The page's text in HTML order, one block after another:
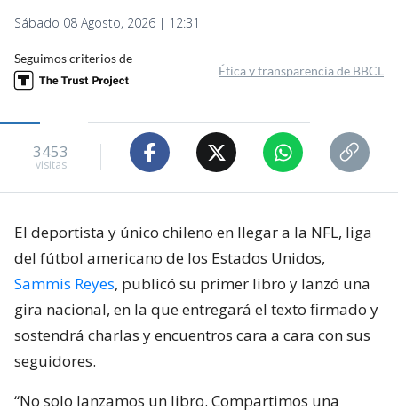
Sábado 08 Agosto, 2026 | 12:31
Seguimos criterios de
Ética y transparencia de BBCL
3453
visitas
El deportista y único chileno en llegar a la NFL, liga
del fútbol americano de los Estados Unidos,
Sammis Reyes, publicó su primer libro y lanzó una
gira nacional, en la que entregará el texto firmado y
sostendrá charlas y encuentros cara a cara con sus
seguidores.
“No solo lanzamos un libro. Compartimos una